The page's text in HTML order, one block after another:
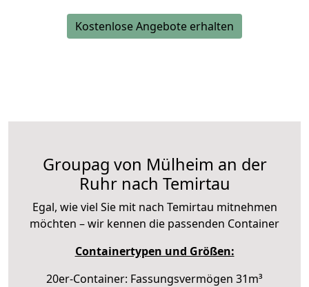
Kostenlose Angebote erhalten
Groupag von Mülheim an der
Ruhr nach Temirtau
Egal, wie viel Sie mit nach Temirtau mitnehmen
möchten – wir kennen die passenden Container
Containertypen und Größen:
20er-Container: Fassungsvermögen 31m³